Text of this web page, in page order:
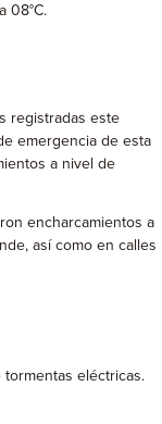
08°C.
registradas este
emergencia de esta
a nivel de
encharcamientos a
así como en calles
tormentas eléctricas.